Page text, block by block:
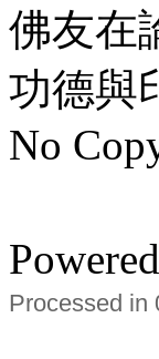
佛友在
功德與
No
Processed in